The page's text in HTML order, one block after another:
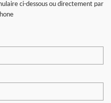
ci-dessous ou directement par